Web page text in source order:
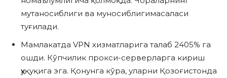
мутаносиблиги ва муносиблигимасаласи
туғилади.
Мамлакатда VPN хизматларига талаб 2405% га
ошди. Кўпчилик прокси-серверларга кириш
ҳуқуқига эга. Қонунга кўра, уларни Қозоғистонда